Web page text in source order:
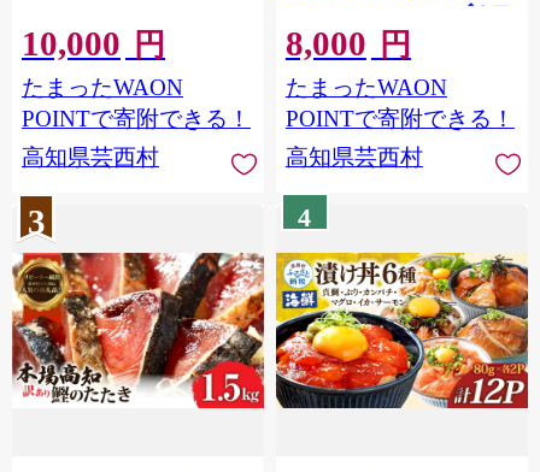
10,000 円
たまったWAON
POINTで寄附できる！
高知県芸西村
BENT) 7cm×200cm ゴルフ
練習器具 パッティング練
習 パッティングマット 人
工芝 スーパーベント 日本
製
8,000 円
たまったWAON
POINTで寄附できる！
高知県芸西村
3 4